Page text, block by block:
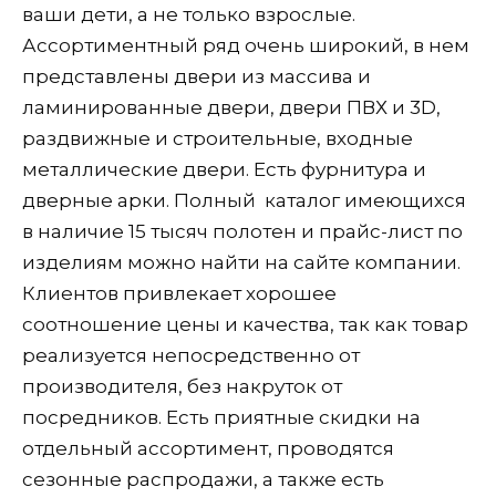
ваши дети, а не только взрослые.
Ассортиментный ряд очень широкий, в нем
представлены двери из массива и
ламинированные двери, двери ПВХ и 3D,
раздвижные и строительные, входные
металлические двери. Есть фурнитура и
дверные арки. Полный каталог имеющихся
в наличие 15 тысяч полотен и прайс-лист по
изделиям можно найти на сайте компании.
Клиентов привлекает хорошее
соотношение цены и качества, так как товар
реализуется непосредственно от
производителя, без накруток от
посредников. Есть приятные скидки на
отдельный ассортимент, проводятся
сезонные распродажи, а также есть